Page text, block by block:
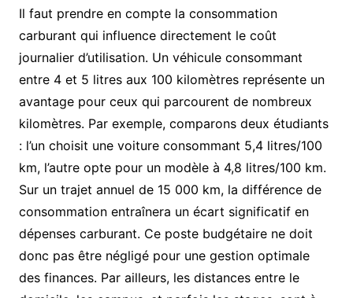
Il faut prendre en compte la consommation
carburant qui influence directement le coût
journalier d’utilisation. Un véhicule consommant
entre 4 et 5 litres aux 100 kilomètres représente un
avantage pour ceux qui parcourent de nombreux
kilomètres. Par exemple, comparons deux étudiants
: l’un choisit une voiture consommant 5,4 litres/100
km, l’autre opte pour un modèle à 4,8 litres/100 km.
Sur un trajet annuel de 15 000 km, la différence de
consommation entraînera un écart significatif en
dépenses carburant. Ce poste budgétaire ne doit
donc pas être négligé pour une gestion optimale
des finances. Par ailleurs, les distances entre le